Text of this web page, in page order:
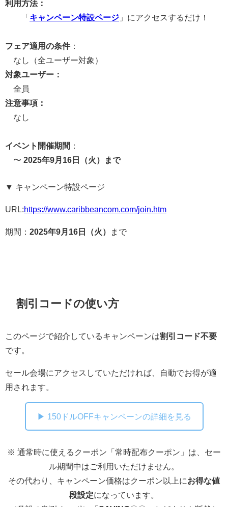
利用方法：
「 キャンペーン特設ページ 」にアクセスするだけ！
フェア適用の条件：
なし（全ユーザー対象）
対象ユーザー：
全員
注意事項：
なし
イベント開催期間 ：
〜 2025年9月16日（火）まで
▼ キャンペーン特設ページ
URL:https://www.caribbeancom.com/join.htm
期間： 2025年9月16日（火） まで
割引コードの使い方
このページで紹介しているキャンペーンは割引コード不要
です。
セール会場にアクセスしていただければ、自動でお得が適
用されます。
▶ 150ドルOFFキャンペーンの詳細を見る
※ 通常時に使えるクーポン「常時配布クーポン」は、セー
ル期間中はご利用いただけません。
その代わり、キャンペーン価格はクーポン以上にお得な値
段設定になっています。